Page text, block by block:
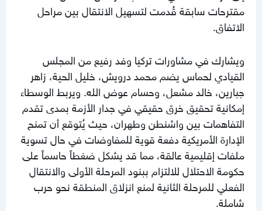
مقترحات سابقة قُدمت لتسهيل الانتقال بين مراحل
الاتفاق.
ويشارك في مشاورات تركيا وفد رفيع من المجلس
القيادي لحماس يضم محمد درويش، خليل الحية، زاهر
جبارين، خالد مشعل، وحسام عوض الله. ويربط الوسطاء
إمكانية تحقيق خرق حقيقي في جدار الأزمة بمدى تقدم
التفاهمات بين واشنطن وطهران، حيث يُتوقع أن تمنح
الإدارة الأمريكية دفعة قوية للمفاوضات في حال تسوية
ملفات إقليمية عالقة، مما قد يشكل ضغطاً حاسماً على
حكومة الاحتلال للالتزام ببنود المرحلة الأولى والانتقال
الفعلي للمرحلة الثانية لمنع انزلاق المنطقة نحو حرب
شاملة.